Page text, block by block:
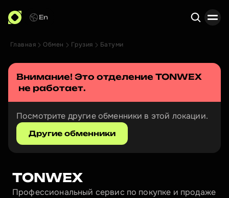
En
Главная Обмен Грузия Батуми
Внимание! Это отделение TONWEX
не работает.
Посмотрите другие обменники в этой локации.
Другие обменники
TONWEX
Профессиональный сервис по покупке и продаже